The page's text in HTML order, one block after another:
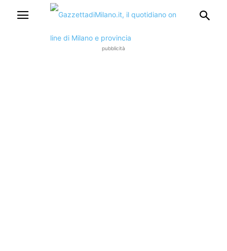
pubblicità